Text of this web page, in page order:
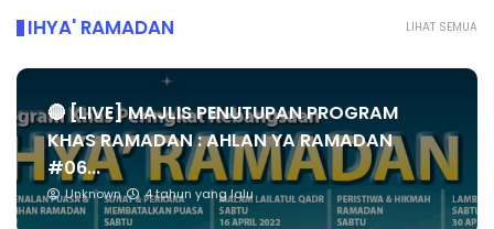
LIHAT SEMUA
IHYA' RAMADAN
🔴 [LIVE] MAJLIS PENUTUPAN PROGRAM
KHAS RAMADAN : AHLAN YA RAMADAN
#06...
Unknown 4 tahun yang lalu